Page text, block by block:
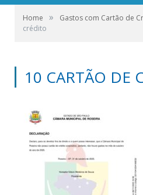
Home » Gastos com Cartão de
crédito
10 CARTÃO DE